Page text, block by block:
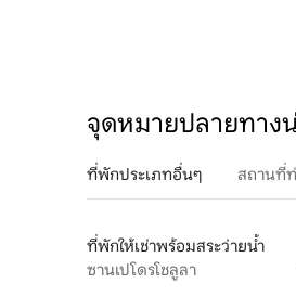
จุดหมายปลายทาง
ที่พักประเภทอื่นๆ สถานที่
ที่พักให้เช่าพร้อมสระว่ายน้ำ
ซานเปโดรโชลูลา